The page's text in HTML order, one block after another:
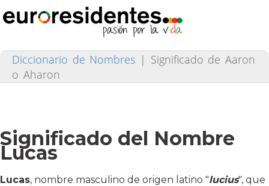
Diccionario de Nombres | Significado de Aaron
o Aharon
Significado del Nombre
Lucas
Lucas, nombre masculino de origen latino "lucius", que